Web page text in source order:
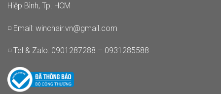
Hiệp Bình, Tp. HCM
◽ Email: winchair.vn@gmail.com
◽ Tel & Zalo: 0901287288 – 0931285588